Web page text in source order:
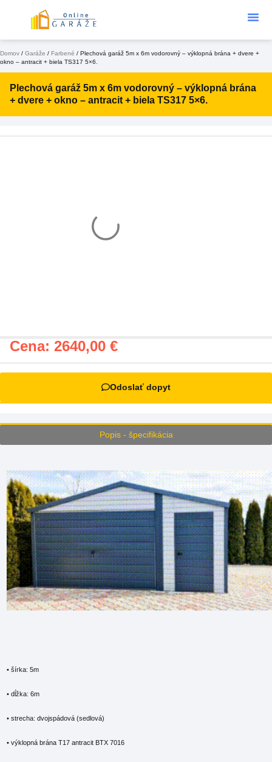
Domov / Garáže / Farbené / Plechová garáž 5m x 6m vodorovný – výklopná brána + dvere +
okno – antracit + biela TS317 5×6.
Plechová garáž 5m x 6m vodorovný – výklopná brána
+ dvere + okno – antracit + biela TS317 5×6.
Cena: 2640,00 €
Odoslať dopyt
Popis - špecifikácia
• šírka: 5m
• dĺžka: 6m
• strecha: dvojspádová (sedlová)
• výklopná brána T17 antracit BTX 7016